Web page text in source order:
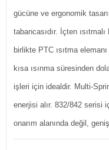
gücüne ve ergonomik
tabancasıdır. İçten
birlikte PTC ısıtma
kısa ısınma süresinden
işleri için idealdir. Multi-
enerjisi alır. 832/842 serisi
onarım alanında değil,